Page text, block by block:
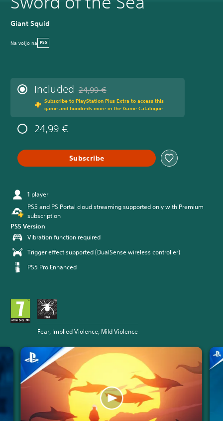
Giant Squid
Na voljo na PS5
Included Discounted from original price of 24,99 €
24,99 €
Subscribe to PlayStation Plus Extra to access this
game and hundreds more in the Game Catalogue
24,99 €
Subscribe
1 player
PS5 and PS Portal cloud streaming supported only with Premium
subscription
PS5 Version
Vibration function required
Trigger effect supported (DualSense wireless controller)
PS5 Pro Enhanced
Fear, Implied Violence, Mild Violence